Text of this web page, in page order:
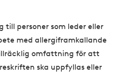
till personer som leder eller
med allergiframkallande
omfattning för att
ska uppfyllas eller